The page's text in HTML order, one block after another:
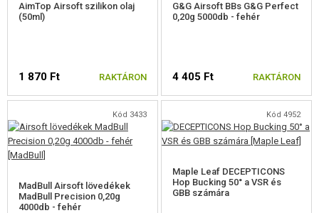
AimTop Airsoft szilikon olaj
(50ml)
1 870 Ft RAKTÁRON
G&G Airsoft BBs G&G Perfect
0,20g 5000db - fehér
4 405 Ft RAKTÁRON
Kód 3433
MadBull Airsoft lövedékek
MadBull Precision 0,20g
4000db - fehér
Kód 4952
Maple Leaf DECEPTICONS
Hop Bucking 50° a VSR és
GBB számára